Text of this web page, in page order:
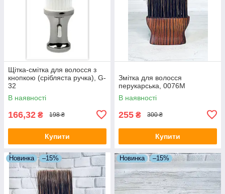
Щітка-смітка для волосся з
кнопкою (срібляста ручка), G-
32
В наявності
166,32 ₴ 198 ₴
Купити
Змітка для волосся
перукарська, 0076M
В наявності
255 ₴ 300 ₴
Купити
Новинка –15% Новинка –15%